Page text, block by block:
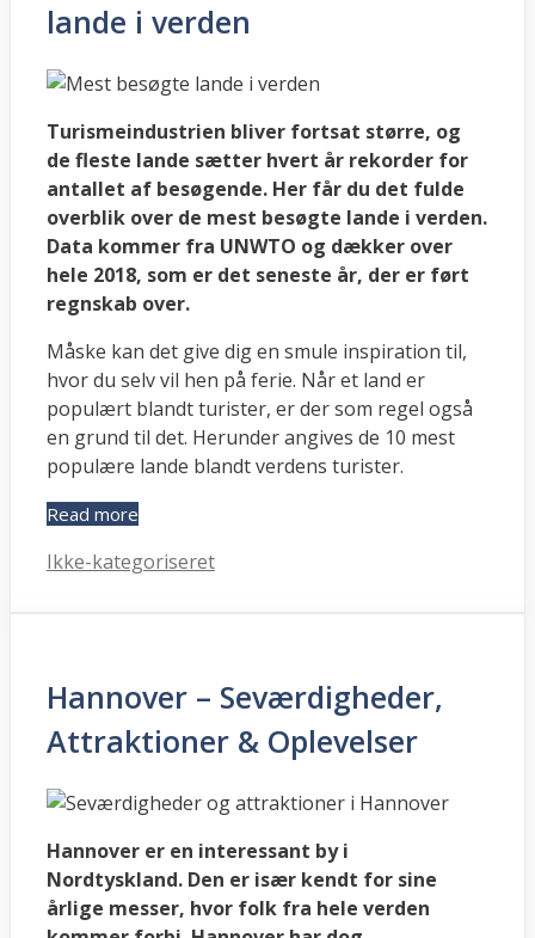
lande i verden
Turismeindustrien bliver fortsat større, og
de fleste lande sætter hvert år rekorder for
antallet af besøgende. Her får du det fulde
overblik over de mest besøgte lande i verden.
Data kommer fra UNWTO og dækker over
hele 2018, som er det seneste år, der er ført
regnskab over.
Måske kan det give dig en smule inspiration til,
hvor du selv vil hen på ferie. Når et land er
populært blandt turister, er der som regel også
en grund til det. Herunder angives de 10 mest
populære lande blandt verdens turister.
Read more
Kategorier
Ikke-kategoriseret
Hannover – Seværdigheder,
Attraktioner & Oplevelser
Hannover er en interessant by i
Nordtyskland. Den er især kendt for sine
årlige messer, hvor folk fra hele verden